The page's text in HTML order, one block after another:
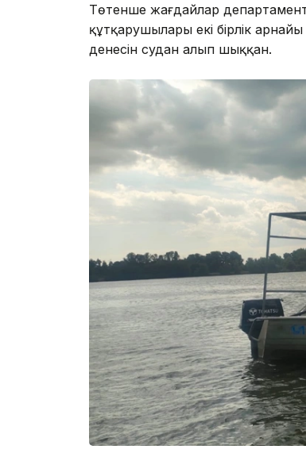
Төтенше жағдайлар
құтқарушылары екі бірлік
денесін судан алып шыққан.